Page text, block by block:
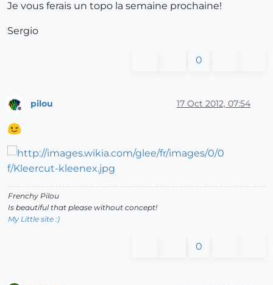
Je vous ferais un topo la semaine prochaine!
Sergio
0
Offline
pilou 17 Oct 2012, 07:54
Frenchy Pilou
Is beautiful that please without concept!
My Little site :)
0